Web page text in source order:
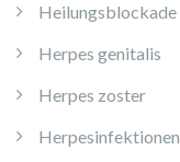
Heilungsblockade
Herpes genitalis
Herpes zoster
Herpesinfektionen